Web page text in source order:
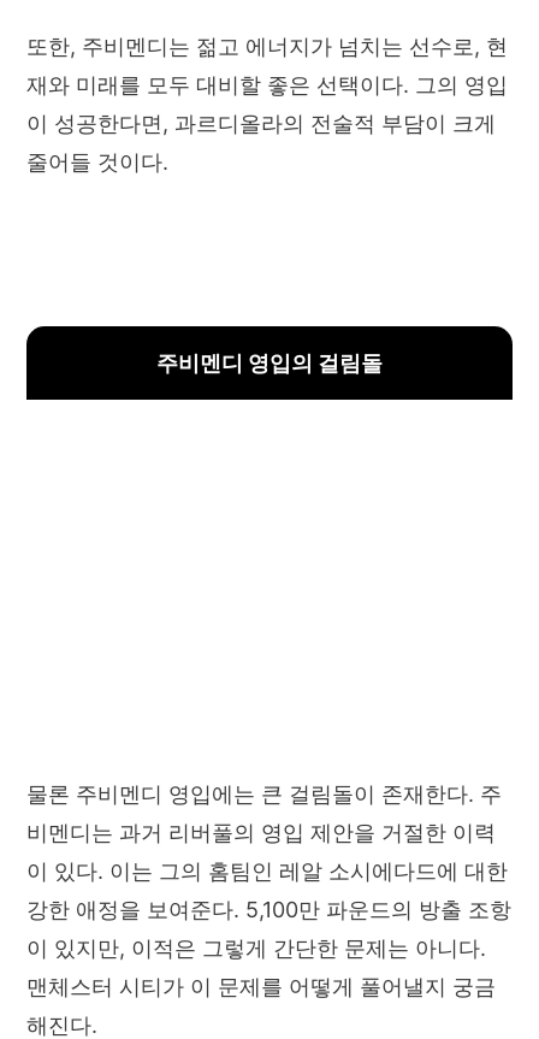
또한, 주비멘디는 젊고 에너지가 넘치는 선수로, 현
재와 미래를 모두 대비할 좋은 선택이다. 그의 영입
이 성공한다면, 과르디올라의 전술적 부담이 크게
줄어들 것이다.
주비멘디 영입의 걸림돌
물론 주비멘디 영입에는 큰 걸림돌이 존재한다. 주
비멘디는 과거 리버풀의 영입 제안을 거절한 이력
이 있다. 이는 그의 홈팀인 레알 소시에다드에 대한
강한 애정을 보여준다. 5,100만 파운드의 방출 조항
이 있지만, 이적은 그렇게 간단한 문제는 아니다.
맨체스터 시티가 이 문제를 어떻게 풀어낼지 궁금
해진다.